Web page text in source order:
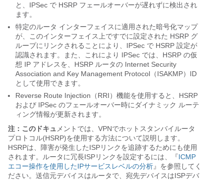
と、IPSec で HSRP フェールオーバーが遅れずに検出され
ます。
特定のルータ インターフェイスに適用された暗号化マップ
が、このインターフェイス上ですでに設定された HSRP グ
ループにリンクされることにより、IPSec で HSRP 設定が
認識されます。また、これにより IPSec では、HSRP の仮
想 IP アドレスを、HSRP ルータの Internet Security
Association and Key Management Protocol（ISAKMP）ID
として使用できます。
Reverse Route Injection（RRI）機能を使用すると、HSRP
および IPSec のフェールオーバー時にダイナミック ルーテ
ィング情報が更新されます。
注：このドキュ メントでは、VPNでホットスタンバイルータ
プロトコル(HSRP)を使用する方法について説明します。
HSRPは、障害が発生したISPリンクを追跡するためにも使用
されます。ルータに冗長ISPリンクを設定するには、『ICMP
エコー操作を使用したIPサービスレベルの分析』を参照してく
ださい。送信元デバイスはルータで、宛先デバイスはISPデバ